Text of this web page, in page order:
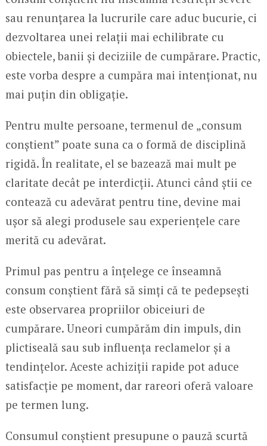
sau renunțarea la lucrurile care aduc bucurie, ci
dezvoltarea unei relații mai echilibrate cu
obiectele, banii și deciziile de cumpărare. Practic,
este vorba despre a cumpăra mai intenționat, nu
mai puțin din obligație.
Pentru multe persoane, termenul de „consum
conștient” poate suna ca o formă de disciplină
rigidă. În realitate, el se bazează mai mult pe
claritate decât pe interdicții. Atunci când știi ce
contează cu adevărat pentru tine, devine mai
ușor să alegi produsele sau experiențele care
merită cu adevărat.
Primul pas pentru a înțelege ce înseamnă
consum conștient fără să simți că te pedepsești
este observarea propriilor obiceiuri de
cumpărare. Uneori cumpărăm din impuls, din
plictiseală sau sub influența reclamelor și a
tendințelor. Aceste achiziții rapide pot aduce
satisfacție pe moment, dar rareori oferă valoare
pe termen lung.
Consumul conștient presupune o pauză scurtă